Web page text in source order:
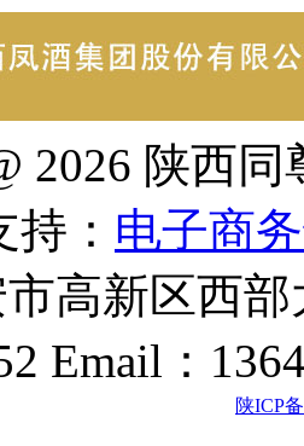
2026 陕西
： 电子商
高新区西
Email：
陕ICP